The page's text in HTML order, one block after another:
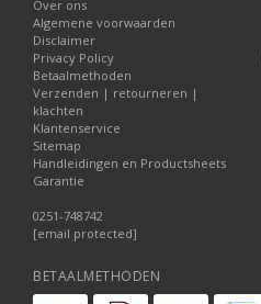
Over ons
Algemene voorwaarden
Disclaimer
Privacy Policy
Betaalmethoden
Verzenden | retourneren |
klachten
Klantenservice
Sitemap
Handleidingen en Productsheets
Garantie
0251-748742
[email protected]
BETAALMETHODEN